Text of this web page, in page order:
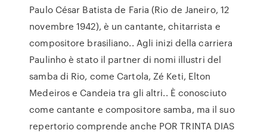
Paulo César Batista de Faria (Rio de Janeiro, 12
novembre 1942), è un cantante, chitarrista e
compositore brasiliano.. Agli inizi della carriera
Paulinho è stato il partner di nomi illustri del
samba di Rio, come Cartola, Zé Keti, Elton
Medeiros e Candeia tra gli altri.. È conosciuto
come cantante e compositore samba, ma il suo
repertorio comprende anche POR TRINTA DIAS